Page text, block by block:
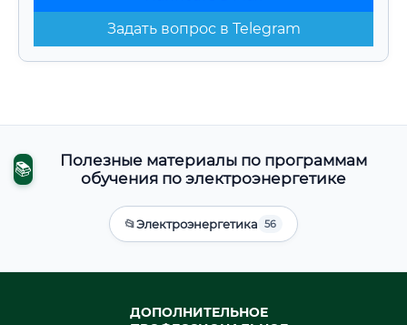
Задать вопрос в Telegram
📚
Полезные материалы по программам
обучения по электроэнергетике
📂Электроэнергетика 56
ДОПОЛНИТЕЛЬНОЕ